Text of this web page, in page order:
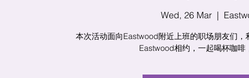
Wed, 26 Mar
  |
本次活动面向Eastwood附近上班的职场朋友们
Eastwood相约，一起喝杯咖啡